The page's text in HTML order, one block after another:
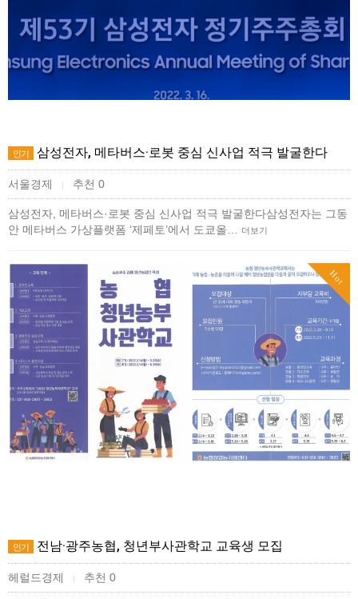
인기 삼성전자, 메타버스·로봇 중심 신사업 적극 발굴한다
서울경제 추천 0
삼성전자, 메타버스·로봇 중심 신사업 적극 발굴한다삼성전자는 그동
안 메타버스 가상플랫폼 ‘제페토’에서 도쿄올… 더보기
Hot
인기 전남·광주농협, 청년부사관학교 교육생 모집
헤럴드경제 | 추천 0